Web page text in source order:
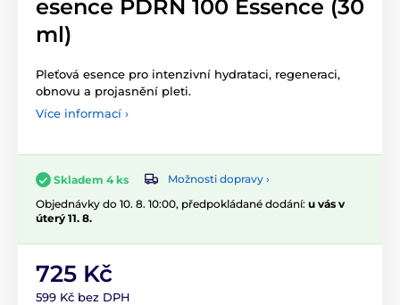
esence PDRN 100 Essence (30
ml)
Pleťová esence pro intenzivní hydrataci, regeneraci,
obnovu a projasnění pleti.
Více informací ›
Skladem 4 ks
Možnosti dopravy ›
Objednávky do 10. 8. 10:00, předpokládané dodání: u vás v
úterý 11. 8.
725 Kč
599 Kč bez DPH